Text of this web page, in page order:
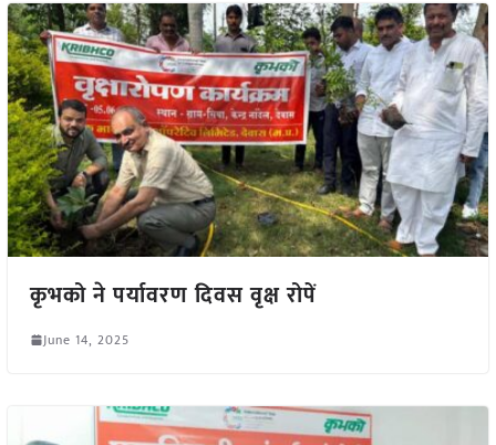
कृभको ने पर्यावरण दिवस वृक्ष रोपें
June 14, 2025